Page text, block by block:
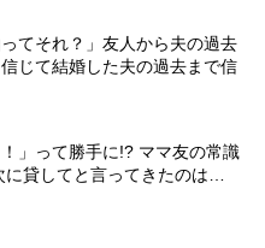
ってそれ？」友人から夫の過去
じて結婚した夫の過去まで信
！」って勝手に!? ママ友の常識
貸してと言ってきたのは…